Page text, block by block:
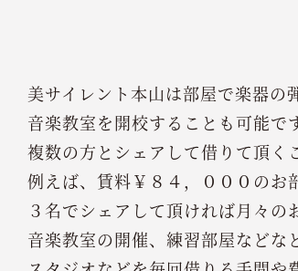
美サイレント本山は部屋で楽器の
音楽教室を開校することも可能で
複数の方とシェアして借りて頂く
例えば、賃料￥８４，０００のお
３名でシェアして頂ければ月々の
音楽教室の開催、練習部屋などな